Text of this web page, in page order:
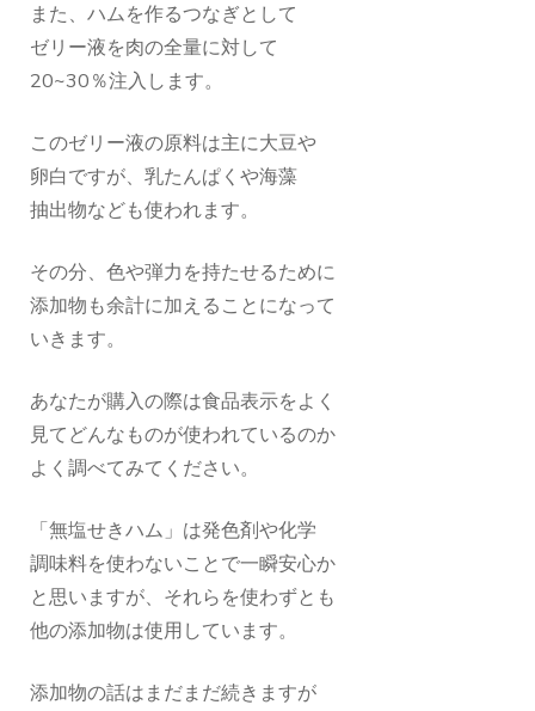
また、ハムを作るつなぎとして
ゼリー液を肉の全量に対して
20~30％注入します。
このゼリー液の原料は主に大豆や
卵白ですが、乳たんぱくや海藻
抽出物なども使われます。
その分、色や弾力を持たせるために
添加物も余計に加えることになって
いきます。
あなたが購入の際は食品表示をよく
見てどんなものが使われているのか
よく調べてみてください。
「無塩せきハム」は発色剤や化学
調味料を使わないことで一瞬安心か
と思いますが、それらを使わずとも
他の添加物は使用しています。
添加物の話はまだまだ続きますが